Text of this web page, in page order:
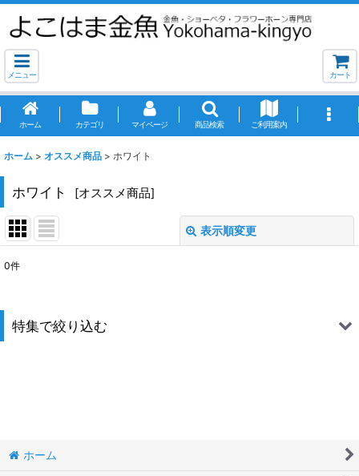
メニュー カート
ホーム カテゴリ マイページ 商品検索 ご利用案内
ホーム > オススメ商品 > ホワイト
ホワイト [オススメ商品]
表示順変更
並び順:
0件
特集で絞り込む
ホーム